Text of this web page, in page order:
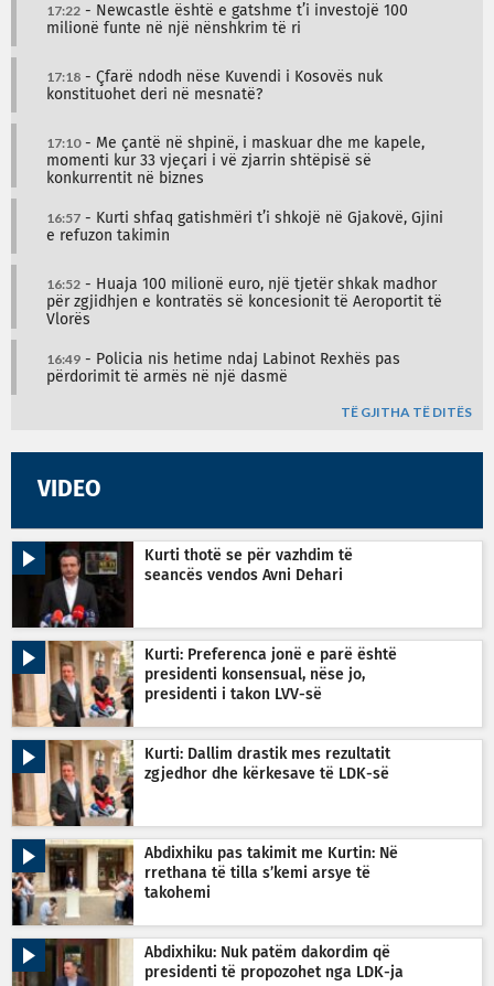
17:22 - Newcastle është e gatshme t’i investojë 100
milionë funte në një nënshkrim të ri
17:18 - Çfarë ndodh nëse Kuvendi i Kosovës nuk
konstituohet deri në mesnatë?
17:10- Me çantë në shpinë, i maskuar dhe me kapele,
momenti kur 33 vjeçari i vë zjarrin shtëpisë së
konkurrentit në biznes
16:57 - Kurti shfaq gatishmëri t’i shkojë në Gjakovë, Gjini
e refuzon takimin
16:52 - Huaja 100 milionë euro, një tjetër shkak madhor
për zgjidhjen e kontratës së koncesionit të Aeroportit të
Vlorës
16:49 - Policia nis hetime ndaj Labinot Rexhës pas
përdorimit të armës në një dasmë
TË GJITHA TË DITËS
VIDEO
Kurti thotë se për vazhdim të
seancës vendos Avni Dehari
Kurti: Preferenca jonë e parë është
presidenti konsensual, nëse jo,
presidenti i takon LVV-së
Kurti: Dallim drastik mes rezultatit
zgjedhor dhe kërkesave të LDK-së
Abdixhiku pas takimit me Kurtin: Në
rrethana të tilla s’kemi arsye të
takohemi
Abdixhiku: Nuk patëm dakordim që
presidenti të propozohet nga LDK-ja